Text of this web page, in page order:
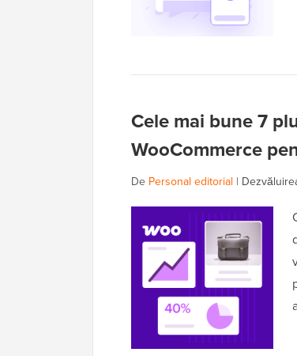
Cele mai bune 7
WooCommerce
De Personal editorial |